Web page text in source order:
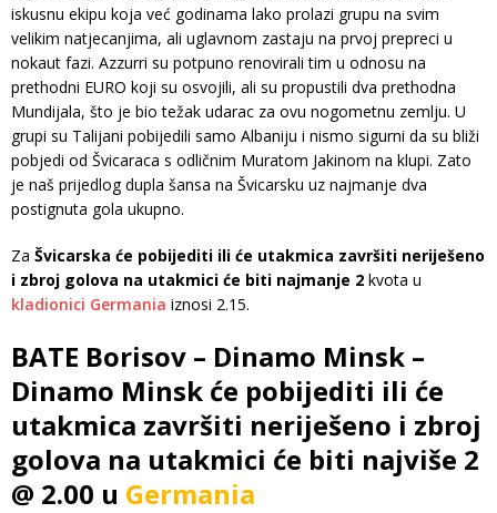
iskusnu ekipu koja već godinama lako prolazi grupu na svim
velikim natjecanjima, ali uglavnom zastaju na prvoj prepreci u
nokaut fazi. Azzurri su potpuno renovirali tim u odnosu na
prethodni EURO koji su osvojili, ali su propustili dva prethodna
Mundijala, što je bio težak udarac za ovu nogometnu zemlju. U
grupi su Talijani pobijedili samo Albaniju i nismo sigurni da su bliži
pobjedi od Švicaraca s odličnim Muratom Jakinom na klupi. Zato
je naš prijedlog dupla šansa na Švicarsku uz najmanje dva
postignuta gola ukupno.
Za Švicarska će pobijediti ili će utakmica završiti neriješeno
i zbroj golova na utakmici će biti najmanje 2 kvota u
kladionici Germania iznosi 2.15.
BATE Borisov – Dinamo Minsk –
Dinamo Minsk će pobijediti ili će
utakmica završiti neriješeno i zbroj
golova na utakmici će biti najviše 2
@ 2.00 u Germania